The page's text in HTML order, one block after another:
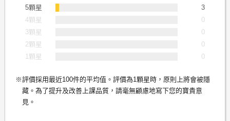
5顆星
3
4顆星
0
3顆星
0
2顆星
0
1顆星
0
評價採用最近100件的平均值。評價為1顆星時，原則上將會被隱
藏。為了提升及改善上課品質，請毫無顧慮地寫下您的寶貴意
見。